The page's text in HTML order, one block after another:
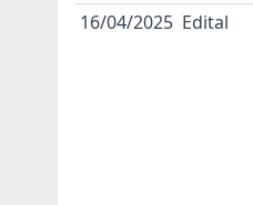
16/04/2025 Edital